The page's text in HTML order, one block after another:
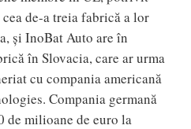
de-a treia fabrică a lor
şi InoBat Auto are în
în Slovacia, care ar urma
cu compania americană
Compania germană
de milioane de euro la